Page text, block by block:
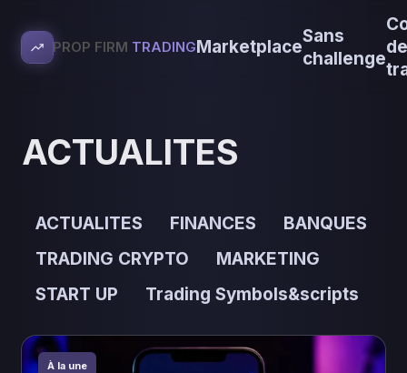
PROP FIRM TRADINGMarketplace
Sans
challenge
de
ACTUALITES
ACTUALITES FINANCES
BANQUES
TRADING CRYPTO
MARKETING
START UP
Trading Symbols&scripts
À la une